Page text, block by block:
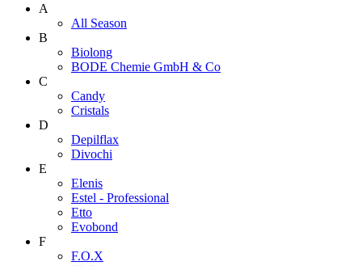
A
All Season
B
Biolong
BODE Chemie GmbH & Со
C
Candy
Cristals
D
Depilflax
Divochi
E
Elenis
Estel - Professional
Etto
Evobond
F
F.O.X